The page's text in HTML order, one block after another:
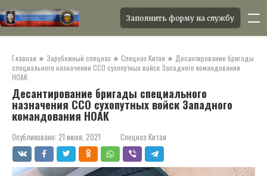
контенту
Заполнить форму на службу
Главная ★ Зарубежный спецназ ★ Спецназ Китая ★ Десантирование бригады
специального назначения ССО сухопутных войск Западного командования
НОАК
Десантирование бригады специального
назначения ССО сухопутных войск Западного
командования НОАК
Опубликовано: 21 июня, 2021 Спецназ Китая